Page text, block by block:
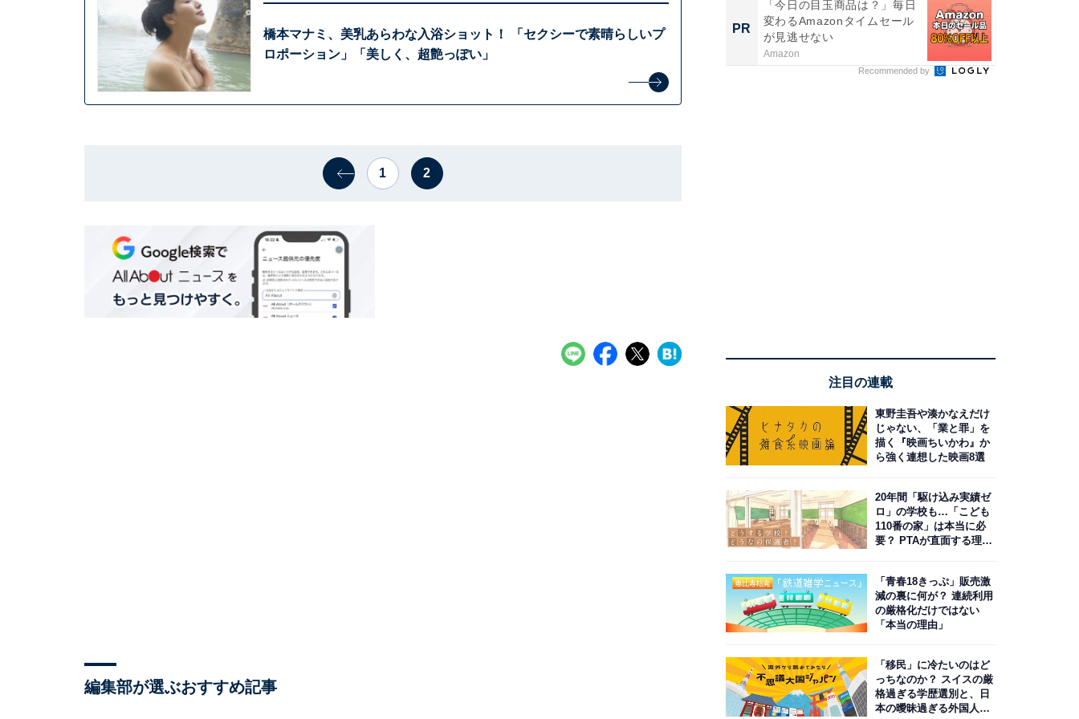
橋本マナミ、美乳あらわな入浴ショット！ 「セクシーで素晴らしいプ
ロポーション」「美しく、超艶っぽい」
1 2
編集部が選ぶおすすめ記事
PR
「今日の目玉商品は？」毎日
変わるAmazonタイムセール
が見逃せない
Amazon
Recommended by
注目の連載
東野圭吾や湊かなえだけ
じゃない、「業と罪」を
描く『映画ちいかわ』か
ら強く連想した映画8選
20年間「駆け込み実績ゼ
ロ」の学校も…「こども
110番の家」は本当に必
要？ PTAが直面する理想
「青春18きっぷ」販売激
減の裏に何が？ 連続利用
の厳格化だけではない
「本当の理由」
「移民」に冷たいのはど
っちなのか？ スイスの厳
格過ぎる学歴選別と、日
本の曖昧過ぎる外国人政